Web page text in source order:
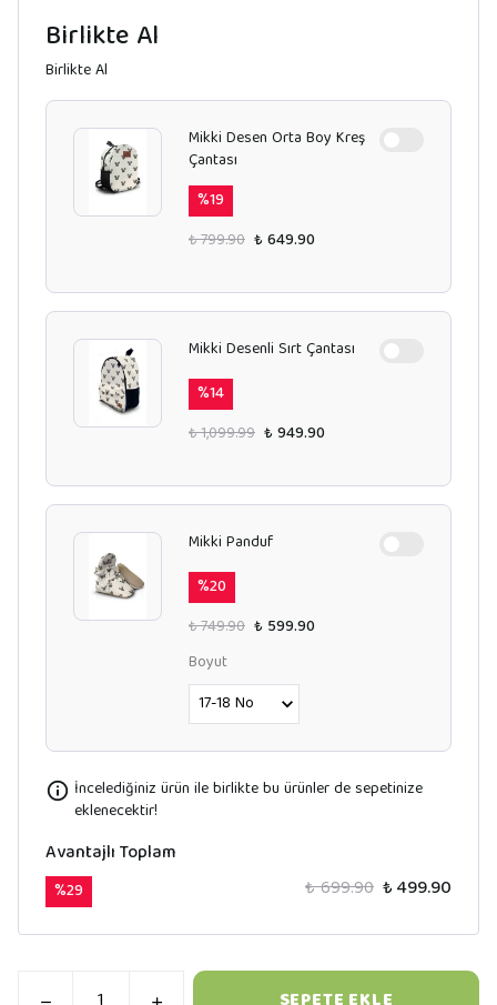
Birlikte Al
Birlikte Al
Mikki Desen Orta Boy Kreş
Çantası
%19
₺ 799.90 ₺ 649.90
Mikki Desenli Sırt Çantası
%14
₺ 1,099.99 ₺ 949.90
Mikki Panduf
%20
₺ 749.90 ₺ 599.90
Boyut
İncelediğiniz ürün ile birlikte bu ürünler de sepetinize
eklenecektir!
Avantajlı Toplam
%29 ₺ 699.90 ₺ 499.90